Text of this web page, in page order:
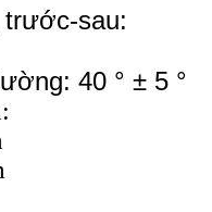
trước-sau:
40 ° ± 5 °